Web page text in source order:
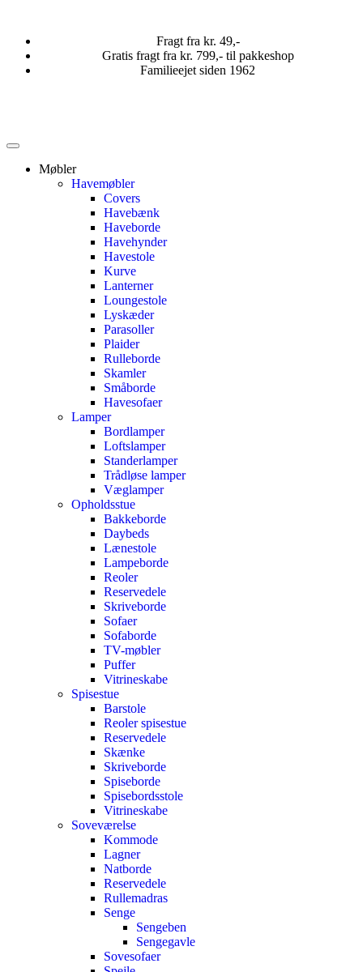
Fragt fra kr. 49,-
Gratis fragt fra kr. 799,- til pakkeshop
Familieejet siden 1962
Møbler
Havemøbler
Covers
Havebænk
Haveborde
Havehynder
Havestole
Kurve
Lanterner
Loungestole
Lyskæder
Parasoller
Plaider
Rulleborde
Skamler
Småborde
Havesofaer
Lamper
Bordlamper
Loftslamper
Standerlamper
Trådløse lamper
Væglamper
Opholdsstue
Bakkeborde
Daybeds
Lænestole
Lampeborde
Reoler
Reservedele
Skriveborde
Sofaer
Sofaborde
TV-møbler
Puffer
Vitrineskabe
Spisestue
Barstole
Reoler spisestue
Reservedele
Skænke
Skriveborde
Spiseborde
Spisebordsstole
Vitrineskabe
Soveværelse
Kommode
Lagner
Natborde
Reservedele
Rullemadras
Senge
Sengeben
Sengegavle
Sovesofaer